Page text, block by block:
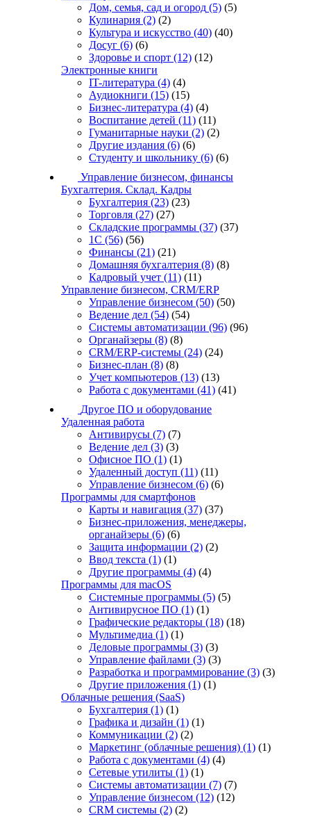
Дом, семья, сад и огород (5) (5)
Кулинария (2) (2)
Культура и искусство (40) (40)
Досуг (6) (6)
Здоровье и спорт (12) (12)
Электронные книги
IT-литература (4) (4)
Аудиокниги (15) (15)
Бизнес-литература (4) (4)
Воспитание детей (11) (11)
Гуманитарные науки (2) (2)
Другие издания (6) (6)
Студенту и школьнику (6) (6)
Управление бизнесом, финансы
Бухгалтерия. Склад. Кадры
Бухгалтерия (23) (23)
Торговля (27) (27)
Складские программы (37) (37)
1С (56) (56)
Финансы (21) (21)
Домашняя бухгалтерия (8) (8)
Кадровый учет (11) (11)
Управление бизнесом, CRM/ERP
Управление бизнесом (50) (50)
Ведение дел (54) (54)
Системы автоматизации (96) (96)
Органайзеры (8) (8)
CRM/ERP-системы (24) (24)
Бизнес-план (8) (8)
Учет компьютеров (13) (13)
Работа с документами (41) (41)
Другое ПО и оборудование
Удаленная работа
Антивирусы (7) (7)
Ведение дел (3) (3)
Офисное ПО (1) (1)
Удаленный доступ (11) (11)
Управление бизнесом (6) (6)
Программы для смартфонов
Карты и навигация (37) (37)
Бизнес-приложения, менеджеры,
органайзеры (6) (6)
Защита информации (2) (2)
Ввод текста (1) (1)
Другие программы (4) (4)
Программы для macOS
Системные программы (5) (5)
Антивирусное ПО (1) (1)
Графические редакторы (18) (18)
Мультимедиа (1) (1)
Деловые программы (3) (3)
Управление файлами (3) (3)
Разработка и программирование (3) (3)
Другие приложения (1) (1)
Облачные решения (SaaS)
Бухгалтерия (1) (1)
Графика и дизайн (1) (1)
Коммуникации (2) (2)
Маркетинг (облачные решения) (1) (1)
Работа с документами (4) (4)
Сетевые утилиты (1) (1)
Системы автоматизации (7) (7)
Управление бизнесом (12) (12)
CRM системы (2) (2)